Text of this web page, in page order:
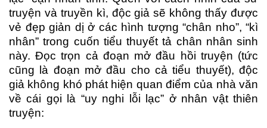
truyện và truyền kì, độc giả sẽ không thấy được
vẻ đẹp giản dị ở các hình tượng “chân nho”, “kì
nhân” trong cuốn tiểu thuyết tả chân nhân sinh
này. Đọc trọn cả đoạn mở đầu hồi truyện (tức
cũng là đoạn mở đầu cho cả tiểu thuyết), độc
giả không khó phát hiện quan điểm của nhà văn
về cái gọi là “uy nghi lỗi lạc” ở nhân vật thiên
truyện: